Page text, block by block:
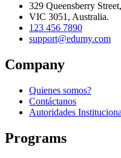
329 Queensberry
VIC 3051, Australia.
123 456 7890
support@edumy.com
Company
Quienes somos?
Contáctanos
Autoridades
Programs